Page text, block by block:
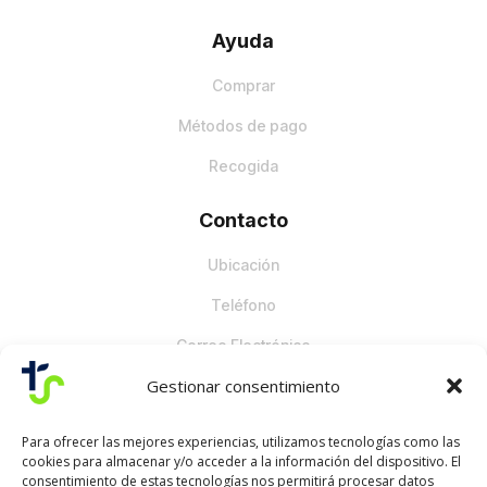
Gestionar consentimiento
Para ofrecer las mejores experiencias, utilizamos tecnologías como las
cookies para almacenar y/o acceder a la información del dispositivo. El
consentimiento de estas tecnologías nos permitirá procesar datos
Ayuda
Comprar
Métodos de pago
Recogida
Contacto
Ubicación
Teléfono
Correo Electrónico